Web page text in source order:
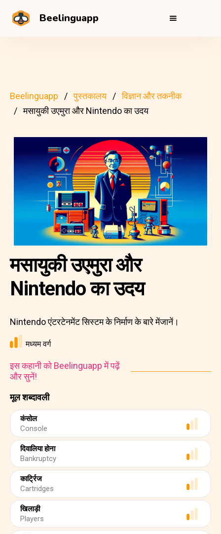
Beelinguapp
Beelinguapp पुस्तकालय
विज्ञान और तकनीक
मसायुकी उएमुरा और Nintendo का उदय
मूल शब्दावली
कंसोल
Console
दिवालिया होना
Bankruptcy
कार्ट्रिज
Cartridges
खिलाड़ी
Players
मसायुकी उएमुरा और
Nintendo का उदय
Nintendo एंटरटेनमेंट सिस्टम के निर्माण के बारे मेंजानें।
मध्यम वर्ग
इस कहानी को Beelinguapp में पढ़ें
और सुनें!